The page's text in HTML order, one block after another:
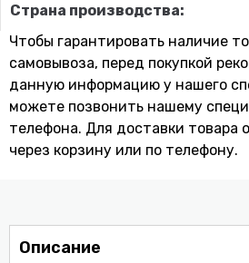
Страна производства:
Чтобы гарантировать наличие
самовывоза, перед покупкой
данную информацию у нашего
можете позвонить нашему
телефона. Для доставки товара
через корзину или по телефону.
Описание